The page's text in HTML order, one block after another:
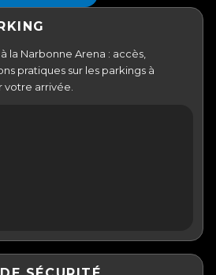
la Narbonne Arena : accès,
pratiques sur les parkings à
arrivée.